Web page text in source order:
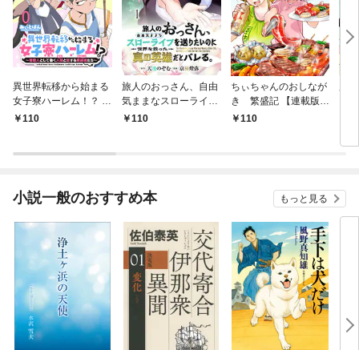
異世界転移から始まる
女子寮ハーレム！？ ～
管理人として働く人間
110
旅人のおっさん、自由
気ままなスローライフ
を送りたいのに世界を
110
ちぃちゃんのおしなが
き 繁盛記 【連載版】
１110
小説一般のおすすめ本 もっと見る